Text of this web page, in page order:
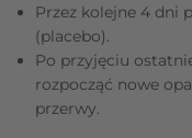
Przez kolejne 4 dni
(placebo).
Po przyjęciu
rozpocząć nowe
przerwy.